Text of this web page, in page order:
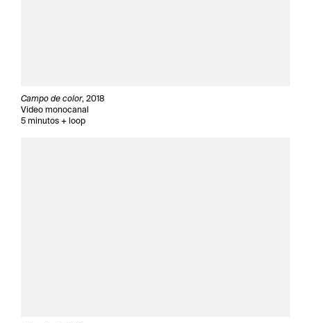
Campo de color, 2018
Video monocanal
5 minutos + loop